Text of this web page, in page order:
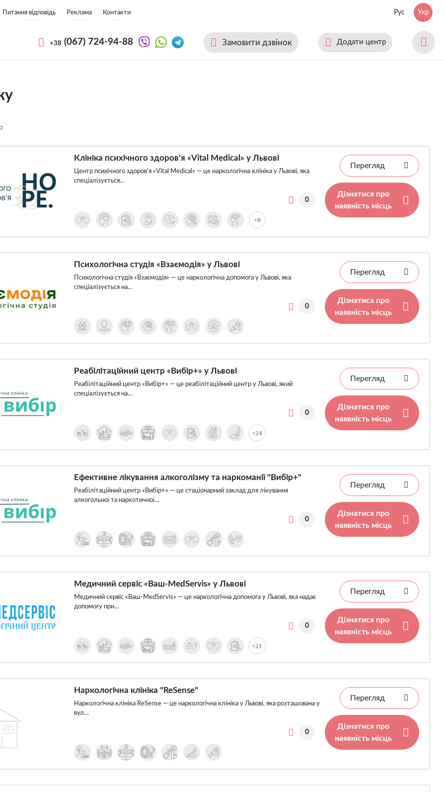
Питання відповідь Реклама Контакти Рус Укр
+38 (067) 724-94-88 Замовити дзвінок Додати центр
Клініка психічного здоров'я «Vital Medical» у Львові
Центр психічного здоров'я «Vital Medical» — це наркологічна клініка у Львові, яка
спеціалізується…
0
+9
Перегляд
Дізнатися про
наявність місць
Психологічна студія «Взаємодія» у Львові
Психологічна студія «Взаємодія» — це наркологічна допомога у Львові, яка
спеціалізується на…
0
Перегляд
Дізнатися про
наявність місць
Реабілітаційний центр «Вибір+» у Львові
Реабілітаційний центр «Вибір+» — це реабілітаційний центр у Львові, який
спеціалізується на…
0
+24
Перегляд
Дізнатися про
наявність місць
Ефективне лікування алкоголізму та наркоманії "Вибір+"
Реабілітаційний центр «Вибір+» — це стаціонарний заклад для лікування
алкогольної та наркотичної…
0
Перегляд
Дізнатися про
наявність місць
Медичний сервіс «Ваш-MedServis» у Львові
Медичний сервіс «Ваш-MedServis» — це наркологічна допомога у Львові, яка надає
допомогу при…
0
+21
Перегляд
Дізнатися про
наявність місць
Наркологічна клініка "ReSense"
Наркологічна клініка ReSense — це наркологічна клініка у Львові, яка розташована у
вул…
0
Перегляд
Дізнатися про
наявність місць